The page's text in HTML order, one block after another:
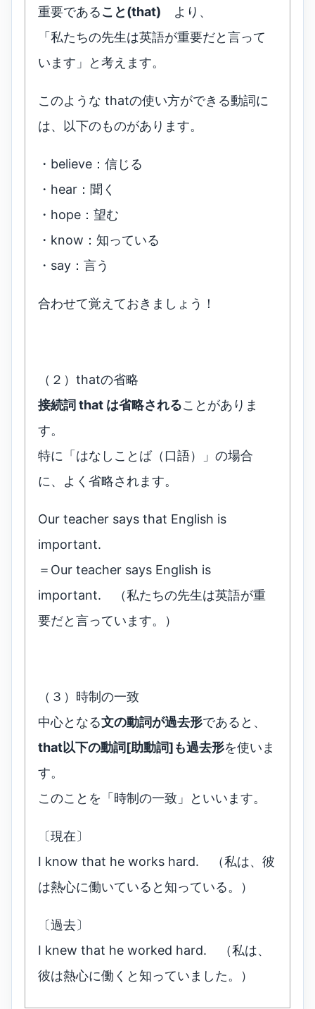
重要であること(that) より、
「私たちの先生は英語が重要だと言って
います」と考えます。
このような thatの使い方ができる動詞に
は、以下のものがあります。
・believe：信じる
・hear：聞く
・hope：望む
・know：知っている
・say：言う
合わせて覚えておきましょう！
（２）thatの省略
接続詞 that は省略されることがありま
す。
特に「はなしことば（口語）」の場合
に、よく省略されます。
Our teacher says that English is
important.
＝Our teacher says English is
important. （私たちの先生は英語が重
要だと言っています。）
（３）時制の一致
中心となる文の動詞が過去形であると、
that以下の動詞[助動詞]も過去形を使いま
す。
このことを「時制の一致」といいます。
〔現在〕
I know that he works hard. （私は、彼
は熱心に働いていると知っている。）
〔過去〕
I knew that he worked hard. （私は、
彼は熱心に働くと知っていました。）